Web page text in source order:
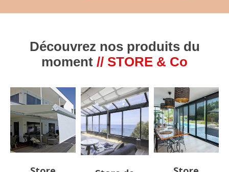
Découvrez nos produits du
moment // STORE & Co